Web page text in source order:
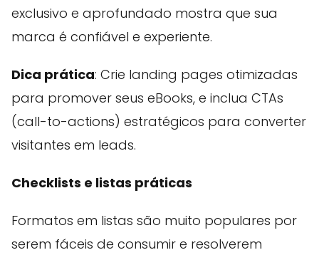
exclusivo e aprofundado mostra que sua
marca é confiável e experiente.
Dica prática: Crie landing pages otimizadas
para promover seus eBooks, e inclua CTAs
(call-to-actions) estratégicos para converter
visitantes em leads.
Checklists e listas práticas
Formatos em listas são muito populares por
serem fáceis de consumir e resolverem